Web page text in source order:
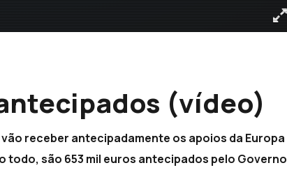
(vídeo)
receber antecipadamente os apoios da Europa
todo, são 653 mil euros antecipados pelo Governo